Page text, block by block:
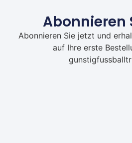
Abonnieren
Abonnieren Sie jetzt und
auf Ihre erste